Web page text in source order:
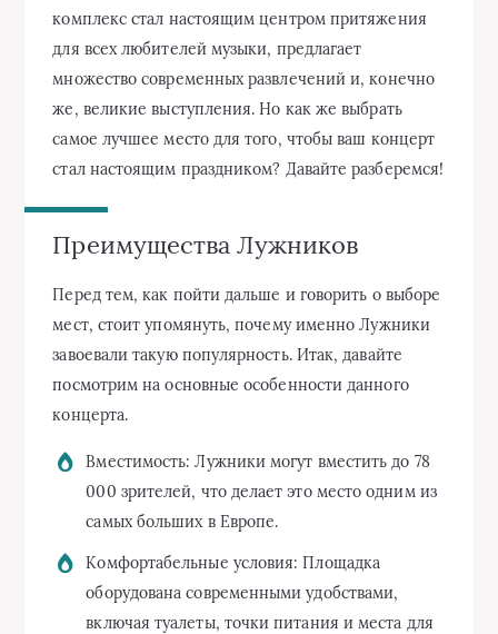
комплекс стал настоящим центром притяжения
для всех любителей музыки, предлагает
множество современных развлечений и, конечно
же, великие выступления. Но как же выбрать
самое лучшее место для того, чтобы ваш концерт
стал настоящим праздником? Давайте разберемся!
Преимущества Лужников
Перед тем, как пойти дальше и говорить о выборе
мест, стоит упомянуть, почему именно Лужники
завоевали такую популярность. Итак, давайте
посмотрим на основные особенности данного
концерта.
Вместимость: Лужники могут вместить до 78
000 зрителей, что делает это место одним из
самых больших в Европе.
Комфортабельные условия: Площадка
оборудована современными удобствами,
включая туалеты, точки питания и места для